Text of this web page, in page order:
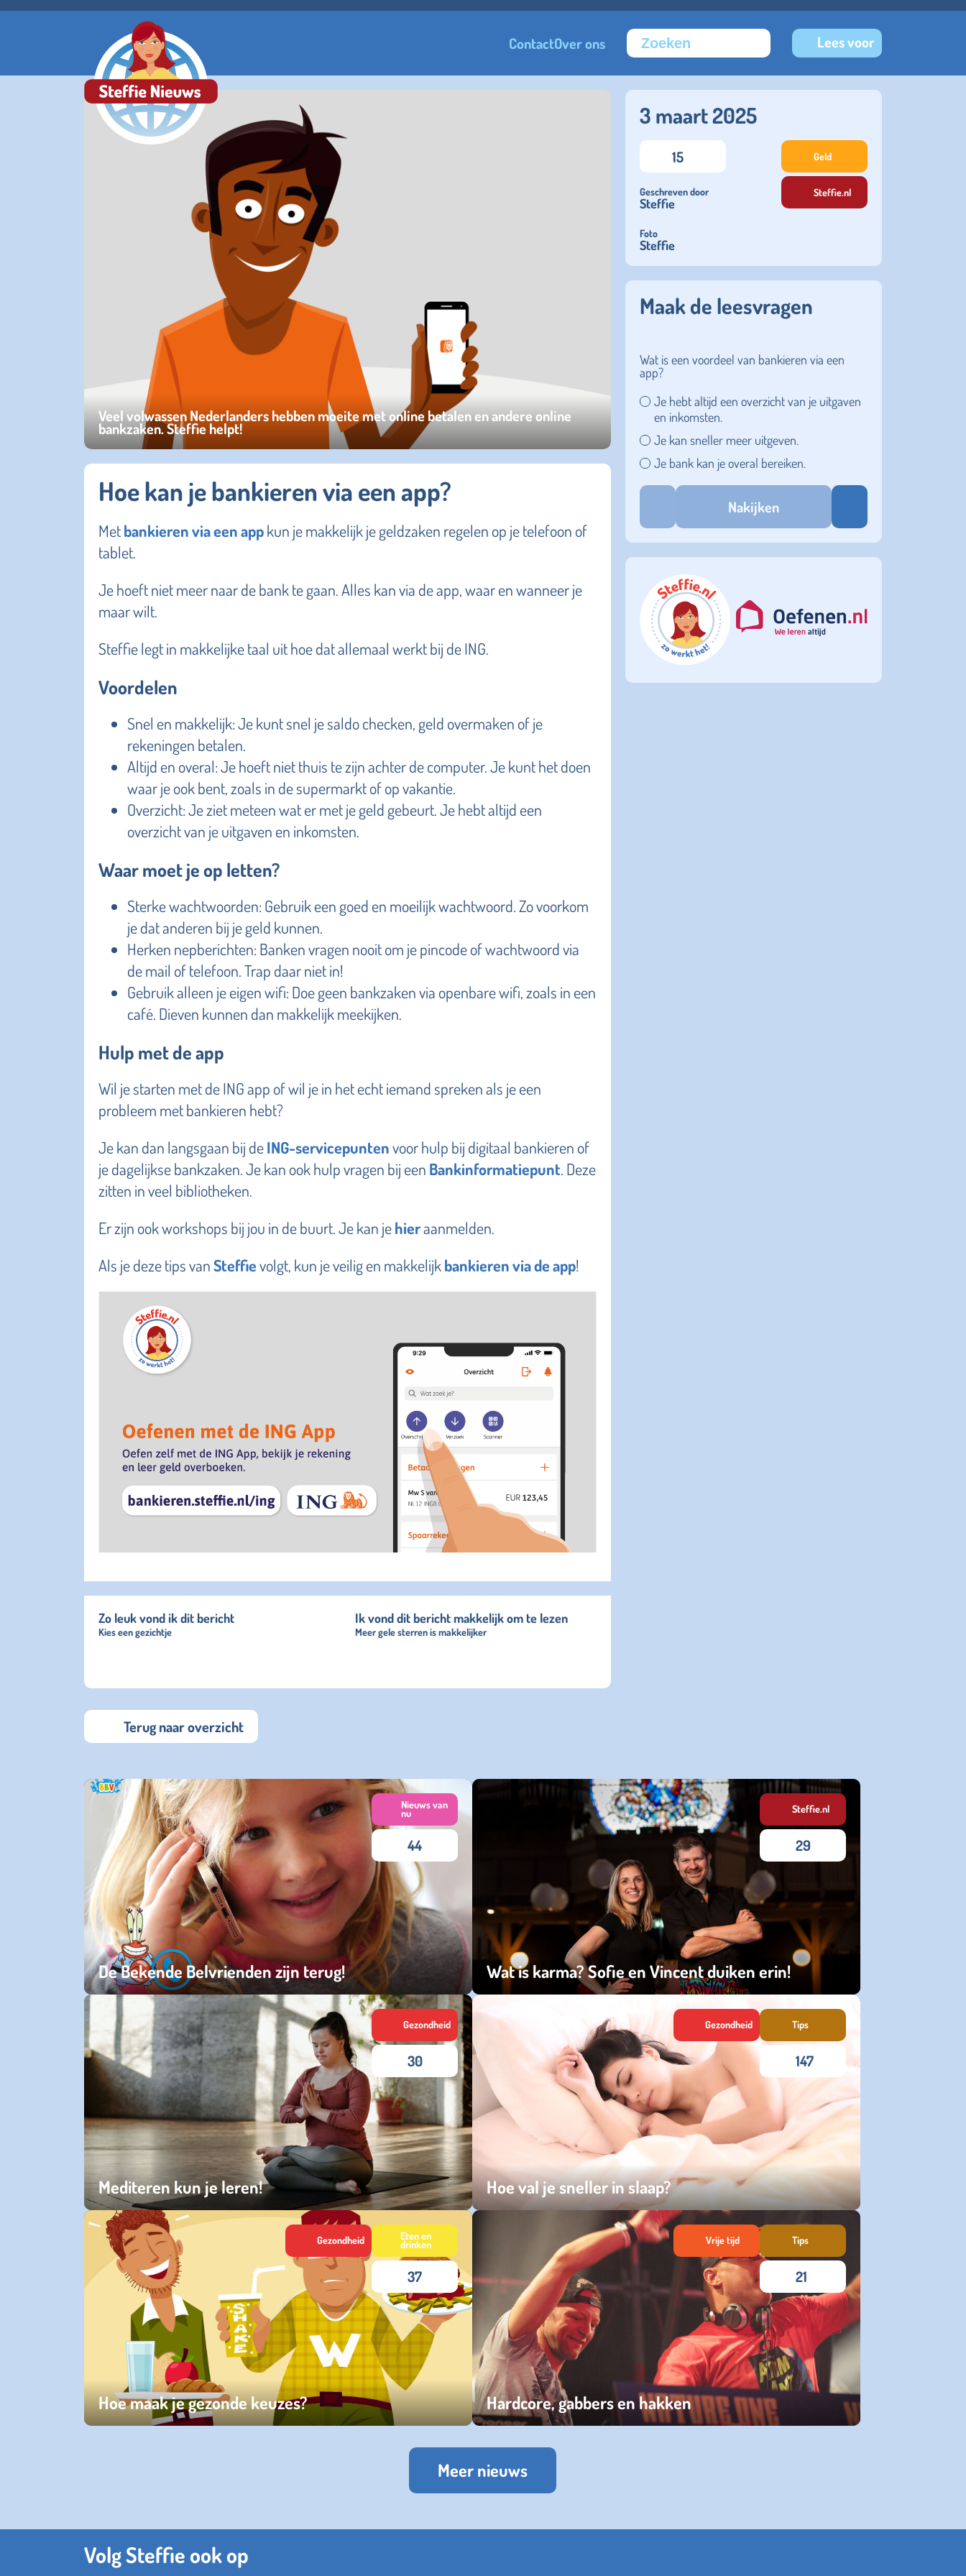
ContactOver ons Lees voor
Veel volwassen Nederlanders hebben moeite met online betalen en andere online
bankzaken. Steffie helpt!
Hoe kan je bankieren via een app?
Metbankieren via een appkun je makkelijk je geldzaken regelen op je telefoon of
tablet.
Je hoeft niet meer naar de bank te gaan. Alles kan via de app, waar en wanneer je
maar wilt.
Steffie legt in makkelijke taal uit hoe dat allemaal werkt bij de ING.
Voordelen
Snel en makkelijk: Je kunt snel je saldo checken, geld overmaken of je
rekeningen betalen.
Altijd en overal: Je hoeft niet thuis te zijn achter de computer. Je kunt het doen
waar je ook bent, zoals in de supermarkt of op vakantie.
Overzicht: Je ziet meteen wat er met je geld gebeurt. Je hebt altijd een
overzicht van je uitgaven en inkomsten.
Waar moet je op letten?
Sterke wachtwoorden: Gebruik een goed en moeilijk wachtwoord. Zo voorkom
je dat anderen bij je geld kunnen.
Herken nepberichten: Banken vragen nooit om je pincode of wachtwoord via
de mail of telefoon. Trap daar niet in!
Gebruik alleen je eigen wifi: Doe geen bankzaken via openbare wifi, zoals in een
café. Dieven kunnen dan makkelijk meekijken.
Hulp met de app
Wil je starten met de ING app of wil je in het echt iemand spreken als je een
probleem met bankieren hebt?
Je kan dan langsgaan bij deING-servicepuntenvoor hulp bij digitaal bankieren of
je dagelijkse bankzaken. Je kan ook hulp vragen bij een Bankinformatiepunt. Deze
zitten in veel bibliotheken.
Er zijn ook workshops bij jou in de buurt. Je kan jehieraanmelden.
Als je deze tips vanSteffievolgt, kun je veilig en makkelijkbankieren via de app!
Zo leuk vond ik dit bericht
Kies een gezichtje
Ik vond dit bericht makkelijk om te lezen
Meer gele sterren is makkelijker
3 maart 2025
15
Geschreven door
Steffie
Foto
Steffie
Geld
Steffie.nl
Maak de leesvragen
Wat is een voordeel van bankieren via een
app?
Je hebt altijd een overzicht van je uitgaven
en inkomsten.
Je kan sneller meer uitgeven.
Je bank kan je overal bereiken.
Nakijken
Terug naar overzicht
De Bekende Belvrienden zijn terug!
donderdag 12 maart 2026
Nieuws van
nu
44
Wat is karma? Sofie en Vincent duiken erin!
dinsdag 15 juli 2025
Steffie.nl
29
Mediteren kun je leren!
dinsdag 06 mei 2025
Gezondheid
30
Hoe val je sneller in slaap?
zondag 09 maart 2025
Gezondheid Tips
147
Hoe maak je gezonde keuzes?
Gezondheid Eten en
drinken
37
Hardcore, gabbers en hakken
Vrije tijd Tips
21
Meer nieuws
Volg Steffie ook op